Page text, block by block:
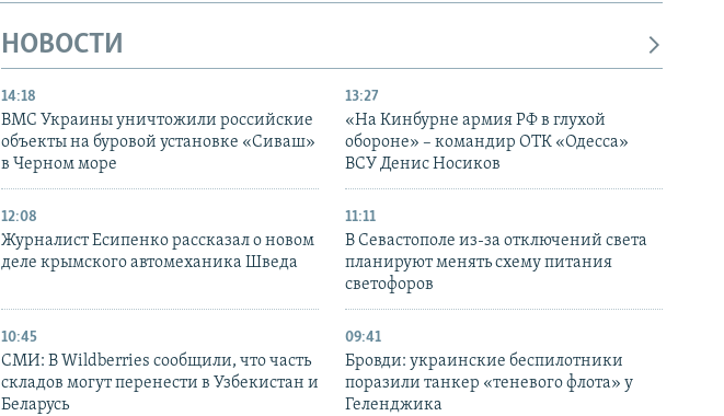
НОВОСТИ
14:18
ВМС Украины уничтожили российские
объекты на буровой установке «Сиваш»
в Черном море
13:27
«На Кинбурне армия РФ в глухой
обороне» – командир ОТК «Одесса»
ВСУ Денис Носиков
12:08
Журналист Есипенко рассказал о новом
деле крымского автомеханика Шведа
11:11
В Севастополе из-за отключений света
планируют менять схему питания
светофоров
10:45
СМИ: В Wildberries сообщили, что часть
складов могут перенести в Узбекистан и
Беларусь
09:41
Бровди: украинские беспилотники
поразили танкер «теневого флота» у
Геленджика